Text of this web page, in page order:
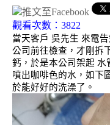
觀看次數：3822
當天客戶 吳先生 來電
公司前往檢查，才剛拆
鈣，於是本公司架起 水
噴出咖啡色的水，如下
於能好好的洗澡了。